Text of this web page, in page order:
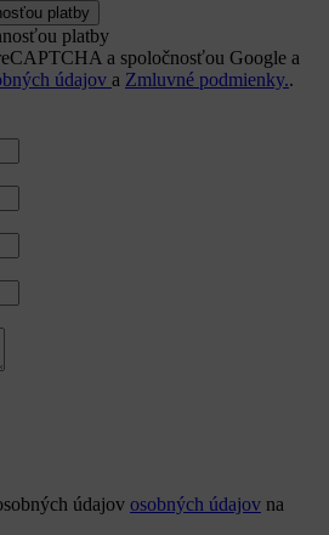
platby
a spoločnosťou Google a
údajov a Zmluvné podmienky..
údajov osobných údajov na